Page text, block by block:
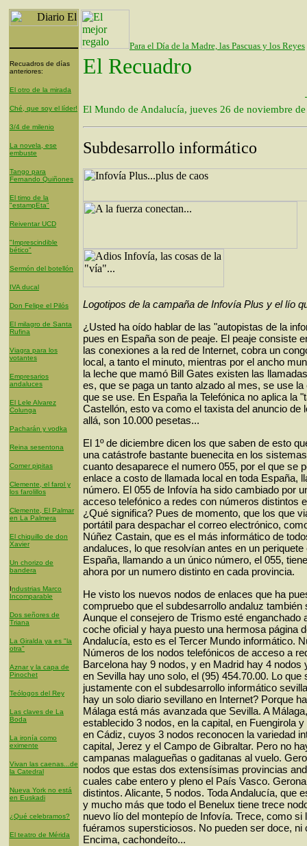
Recuadros de días
anteriores:
El otro de la mirada
Ché, que soy el líder!
3/4 de milenio
La novela, ese
embuste
Tango para
Fernando Quiñones
El timo de la
"estampEta"
Reiventar UCD
"Imprescindible
bético"
Sermón del botellón
IVA ducal
Don Felipe el Pilós
El milagro de Santa
Rufina
Viagra para los
votantes
Empresarios
andaluces
El Lele Alvarez
Colunga
Pacharán y vodka
Reina sesentona
Comer pipitas
Clemente, el farol y
los farolillos
Clemente, El Palmar
en La Palmera
El chiquillo de don
Xavier
Un chorizo de
bandera
Industrias Marco
Incomparable
Dos señores de
Triana
La Giralda ya es "la
otra"
Aznar y la capa de
Pinochet
Teólogos del Rey
Las claves de La
Boda
La ironía como
eximente
Vivan las caenas...de
la Catedral
Nueva York no está
en Euskadi
¿Qué celebramos?
El teatro de Mérida
Para el Día de la Madre, las Pascuas y los Reyes
El Recuadro
El Mundo de Andalucía, jueves 26 de noviembre
Subdesarrollo informático
Logotipos de la campaña de Infovía Plus y el lío
¿Usted ha oído hablar de las "autopistas de la
pues en España son de peaje. El peaje consiste
las conexiones a la red de Internet, cobra un
local, a tanto el minuto, mientras por el ancho
la leche que mamó Bill Gates existen las
es, que se paga un tanto alzado al mes, se use
que se use. En España la Telefónica no aplica la
Castellón, esto va como el taxista del anuncio de
allá, son 10.000 pesetas...
El 1º de diciembre dicen los que saben de esto
una catástrofe bastante buenecita en los
cuanto desaparece el numero 055, por el que se
enlace a costo de llamada local en toda España,
número. El 055 de Infovía ha sido cambiado por
acceso telefónico a redes con números distintos
¿Qué significa? Pues de momento, que los que
portátil para despachar el correo electrónico,
Núñez Castain, que es el más informático de
andaluces, lo que resolvían antes en un periquete
España, llamando a un único número, el 055,
ahora por un numero distinto en cada provincia.
He visto los nuevos nodos de enlaces que ha
compruebo que el subdesarrollo andaluz también
Aunque el consejero de Trismo esté enganchado
coche oficial y haya puesto una hermosa página
Andalucía, esto es el Tercer Mundo informático.
Números de los nodos telefónicos de acceso a
Barcelona hay 9 nodos, y en Madrid hay 4 nodos
en Sevilla hay uno solo, el (95) 454.70.00. Lo que
justamente con el subdesarrollo informático
hay un solo diario sevillano en Internet? Porque
Málaga está más avanzada que Sevilla. A
establecido 3 nodos, en la capital, en Fuengirola
en Cádiz, cuyos 3 nodos reconocen la variedad
capital, Jerez y el Campo de Gibraltar. Pero no
campanas malagueñas o gaditanas al vuelo.
nodos que estas dos extensísimas provincias
cuales cabe entero y pleno el País Vasco.
distintos. Alicante, 5 nodos. Toda Andalucía, que
y mucho más que todo el Benelux tiene trece
nuevo lío del montepío de Infovía. Trece, como si
fuéramos supersticiosos. No pueden ser doce, ni
Encima, cachondeíto...